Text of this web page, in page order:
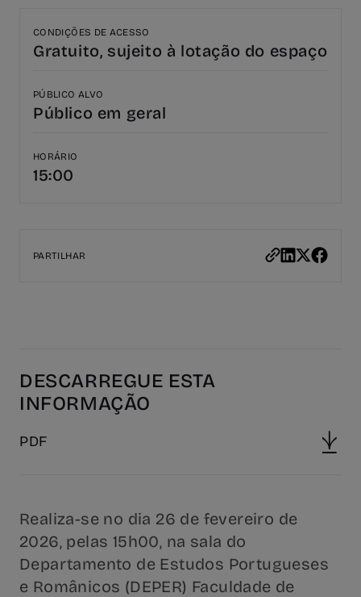
CONDIÇÕES DE ACESSO
Gratuito, sujeito à lotação do espaço
PÚBLICO ALVO
Público em geral
HORÁRIO
15:00
PARTILHAR
DESCARREGUE ESTA
INFORMAÇÃO
PDF
Realiza-se no dia 26 de fevereiro de
2026, pelas 15h00, na sala do
Departamento de Estudos Portugueses
e Românicos (DEPER) Faculdade de